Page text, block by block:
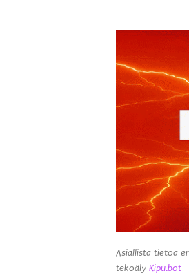
Asiallista tietoa
tekoäly Kipu.bot